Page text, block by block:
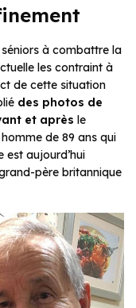
à combattre la
les contraint à
de cette situation
des photos de
et après le
de 89 ans qui
est aujourd’hui
père britannique